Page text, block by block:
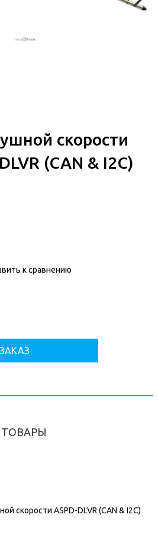
скорости
(CAN & I2C)
к сравнению
скорости ASPD-DLVR (CAN & I2C)